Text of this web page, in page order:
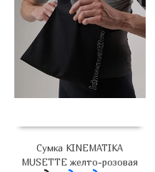
Сумка KINEMATIKA
MUSETTE желто-розовая